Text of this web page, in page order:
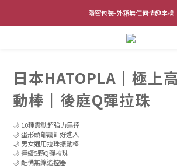
全館單筆滿$1,000 超商取貨免運費 (不含離
隱密包裝-外箱無任何情趣字樣
全館單筆滿$1,000 超商取貨免運費 (不含離
日本HATOPLA｜極上
動棒｜後庭Q彈拉珠
🌙 10種震動超強力馬達
🌙 蛋形頭部設計好進入
🌙 男女通用拉珠振動棒
🌙 連續5顆Q彈拉珠
🌙 配備無線遙控器